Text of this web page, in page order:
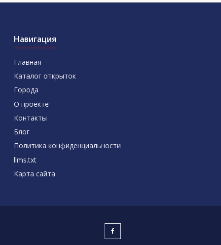
Навигация
Главная
Каталог открыток
Города
О проекте
Контакты
Блог
Политика конфиденциальности
llms.txt
Карта сайта